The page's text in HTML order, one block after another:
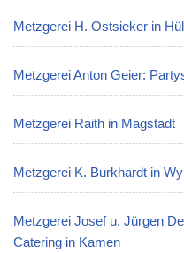
Metzgerei H. Ostsieker in
Metzgerei Anton Geier:
Metzgerei Raith in Magstadt
Metzgerei K. Burkhardt in
Metzgerei Josef u. Jürgen
Catering in Kamen